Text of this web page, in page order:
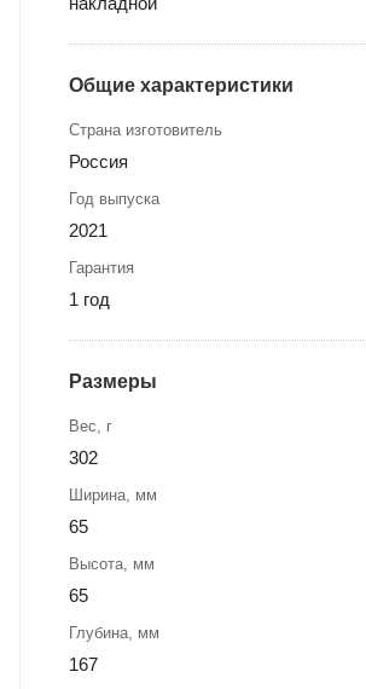
Общие характеристики
Страна изготовитель
Россия
Год выпуска
2021
Гарантия
1 год
Размеры
Вес, г
302
Ширина, мм
65
Высота, мм
65
Глубина, мм
167